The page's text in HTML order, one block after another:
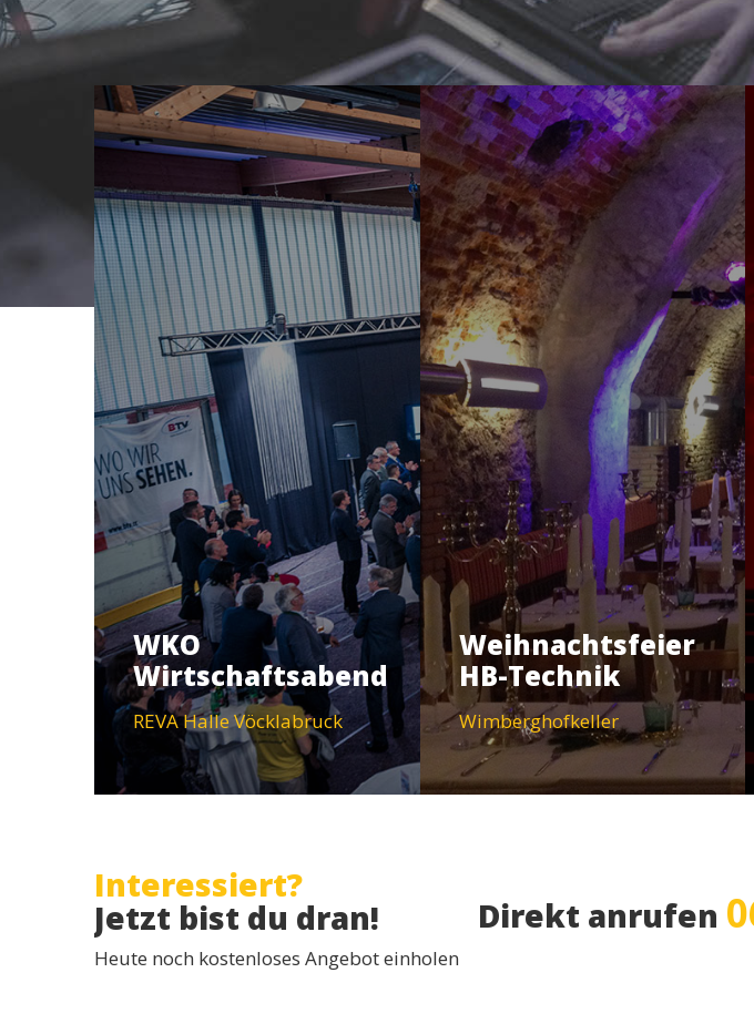
WKO
Wirtschaftsabend
REVA Halle Vöcklabruck
Weihnachtsfeier
HB-Technik
Wimberghofkeller
Interessiert?
Jetzt bist du dran!
Heute noch kostenloses Angebot einholen
Direkt anrufen